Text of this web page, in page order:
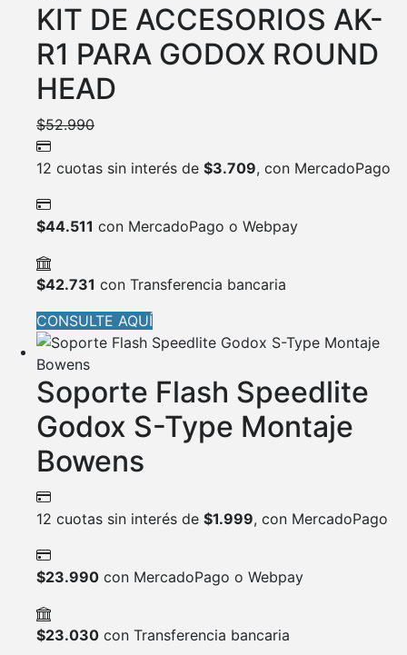
KIT DE ACCESORIOS AK-
R1 PARA GODOX ROUND
HEAD
$52.990
12 cuotas sin interés de $3.709, con MercadoPago
$44.511 con MercadoPago o Webpay
$42.731 con Transferencia bancaria
CONSULTE AQUÍ
Soporte Flash Speedlite
Godox S-Type Montaje
Bowens
12 cuotas sin interés de $1.999, con MercadoPago
$23.990 con MercadoPago o Webpay
$23.030 con Transferencia bancaria